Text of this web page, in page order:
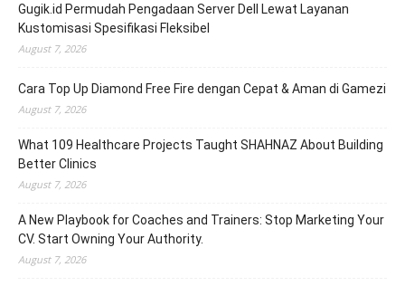
Gugik.id Permudah Pengadaan Server Dell Lewat Layanan
Kustomisasi Spesifikasi Fleksibel
August 7, 2026
Cara Top Up Diamond Free Fire dengan Cepat & Aman di Gamezi
August 7, 2026
What 109 Healthcare Projects Taught SHAHNAZ About Building
Better Clinics
August 7, 2026
A New Playbook for Coaches and Trainers: Stop Marketing Your
CV. Start Owning Your Authority.
August 7, 2026